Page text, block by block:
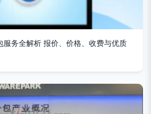
服务全解析 报价、价格、收费与优质